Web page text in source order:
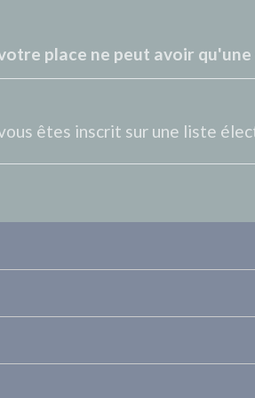
place ne peut avoir
êtes inscrit sur une liste